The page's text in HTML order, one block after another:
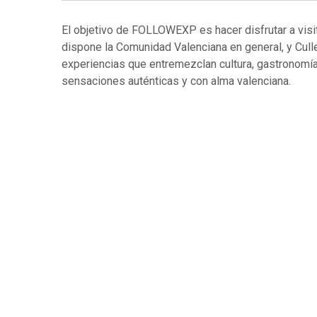
El objetivo de FOLLOWEXP es hacer disfrutar a
dispone la Comunidad Valenciana en general, y
experiencias que entremezclan cultura,
sensaciones auténticas y con alma valenciana.